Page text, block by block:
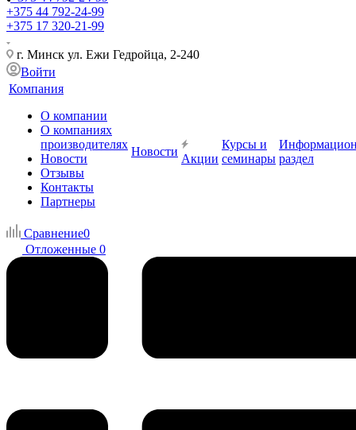
+375 44 792-24-99
+375 17 320-21-99
г. Минск ул. Ежи Гедройца, 2-240
Войти
Компания
О компании
О компаниях
производителях
Новости
Отзывы
Контакты
Партнеры
Новости
Акции
Курсы и
семинары раздел
Сравнение0
Отложенные 0